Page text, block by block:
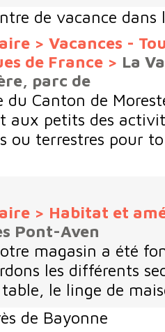
de vacance dans
> Vacances -
de France > La
parc de
du Canton de
aux petits des
ou terrestres pour
> Habitat et
Pont-Aven
magasin a été
les différents
le linge de
de Bayonne